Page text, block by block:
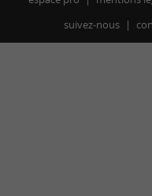
suivez-nous